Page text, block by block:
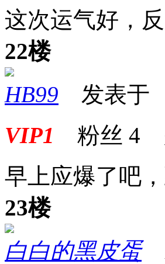
这次运气好，
22楼
HB99 发表于
VIP1 粉丝 4
早上应爆了吧
23楼
白白的黑皮蛋